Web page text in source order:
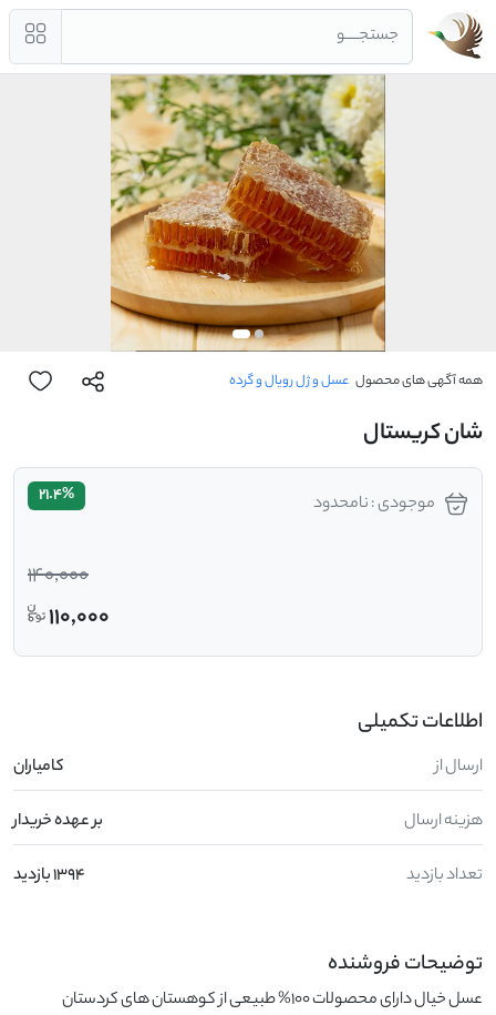
جستجــــو
همه آگهی های محصول عسل و ژل رویال و گرده
شان کریستال
موجودی : نامحدود 21.4%
140,000
110,000
اطلاعات تکمیلی
ارسال از کامیاران
هزینه ارسال بر عهده خریدار
تعداد بازدید 1394 بازدید
توضیحات فروشنده
عسل خیال دارای محصولات 100% طبیعی از کوهستان های کردستان